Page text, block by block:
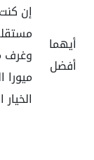
أيهما
أفضل
إن
وغرف
ميورا